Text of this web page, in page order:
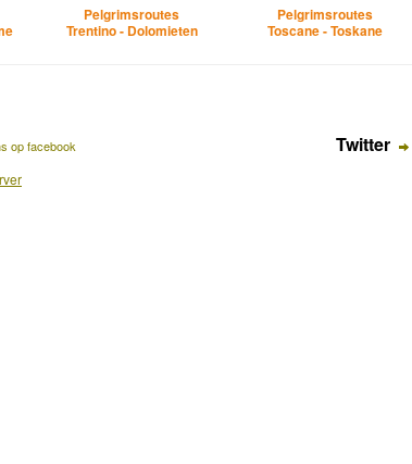
Pelgrimsroutes
Trentino - Dolomieten
Pelgrimsroutes
Toscane - Toskane
op facebook Twitter